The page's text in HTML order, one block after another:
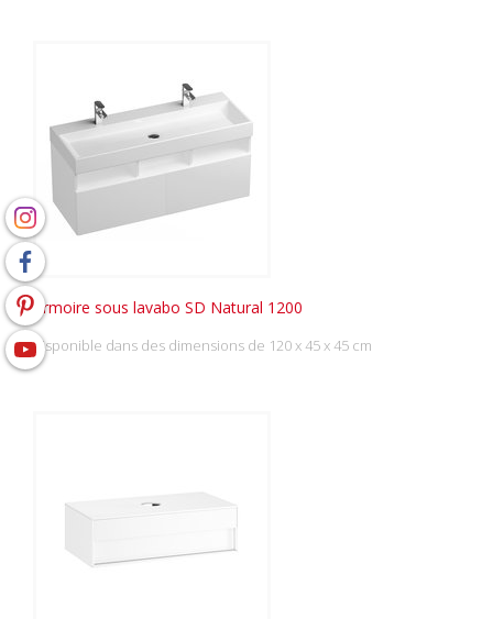
Armoire sous lavabo SD Natural 1200
disponible dans des dimensions de 120 x 45 x 45 cm